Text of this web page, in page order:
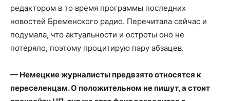
редактором в то время программы последних
новостей Бременского радио. Перечитала сейчас и
подумала, что актуальности и остроты оно не
потеряло, поэтому процитирую пару абзацев.
— Немецкие журналисты предвзято относятся к
переселенцам. О положительном не пишут, а стоит